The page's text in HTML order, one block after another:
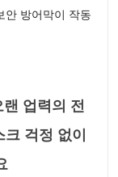
안 방어막이 작동
업력의 전
걱정 없이